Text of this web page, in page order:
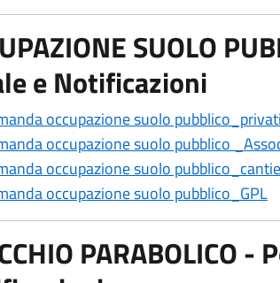
SUOLO
e Notificazioni
occupazione suolo
occupazione suolo pubblico
occupazione suolo
occupazione suolo pubblico_GPL
PARABOLICO -